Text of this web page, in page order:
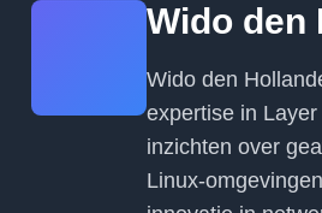
Wido den
Wido den
expertise in
inzichten over
Linux-